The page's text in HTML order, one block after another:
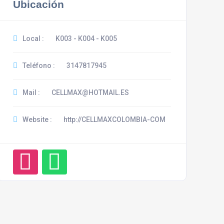
Ubicación
Local : K003 - K004 - K005
Teléfono : 3147817945
Mail : CELLMAX@HOTMAIL.ES
Website : http://CELLMAXCOLOMBIA-COM